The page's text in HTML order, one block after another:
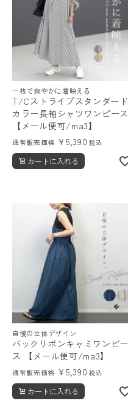
一枚で爽やかに着映える
T/Cストライプスタンダード
カラー長袖シャツワンピース
【メール便可/ma3】
通常販売価格 ¥ 5,390 税込
カートに入れる
自慢の立体デザイン
バックリボンキャミワンピー
ス 【メール便可/ma3】
通常販売価格 ¥ 5,390 税込
カートに入れる